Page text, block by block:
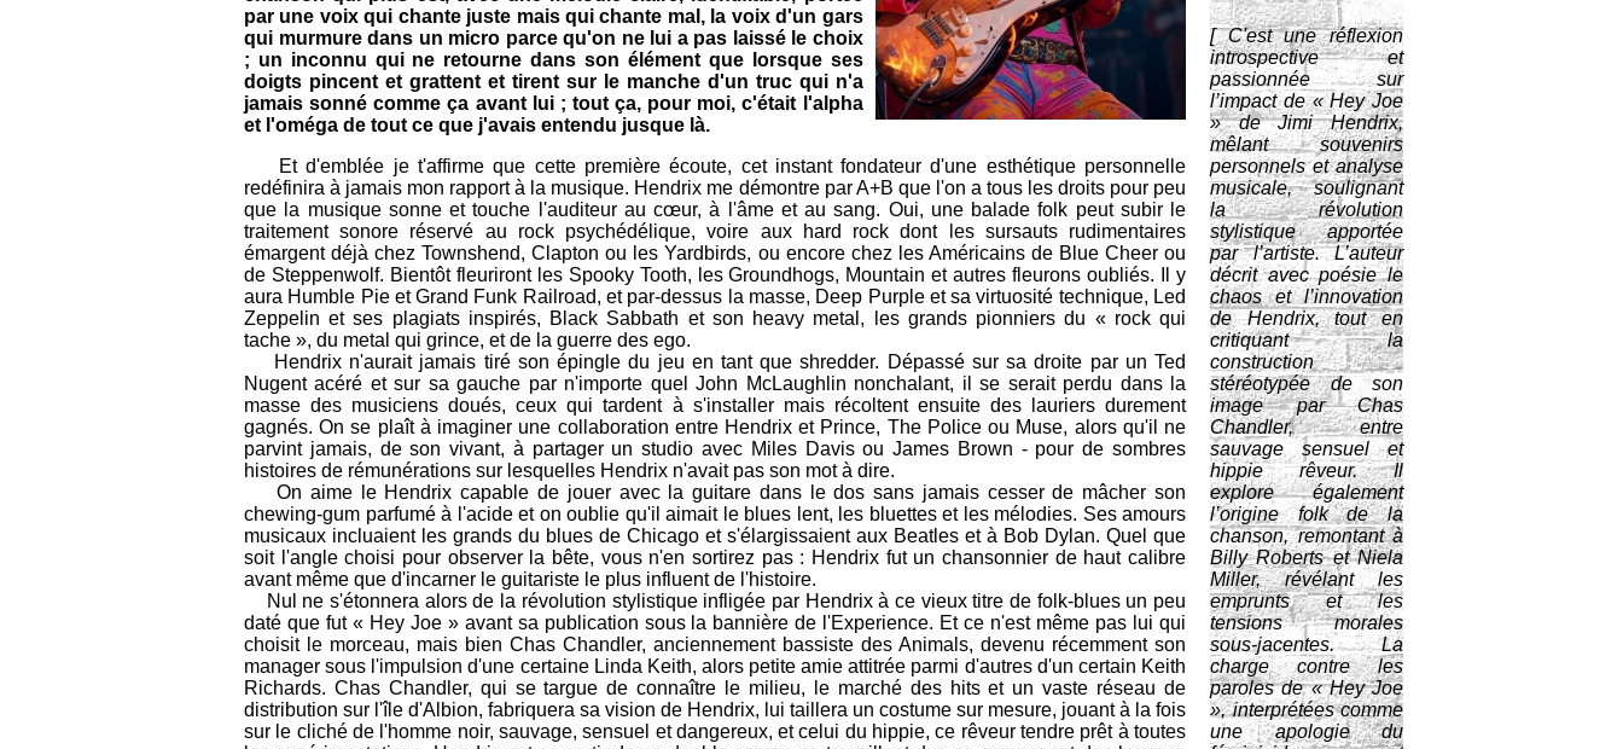
[ C'est une réflexion
introspective et
passionnée sur
l’impact de « Hey Joe
» de Jimi Hendrix,
mêlant souvenirs
personnels et analyse
musicale, soulignant
la révolution
stylistique apportée
par l’artiste. L’auteur
décrit avec poésie le
chaos et l’innovation
de Hendrix, tout en
critiquant la
construction
stéréotypée de son
image par Chas
Chandler, entre
sauvage sensuel et
hippie rêveur. Il
explore également
l’origine folk de la
chanson, remontant à
Billy Roberts et Niela
Miller, révélant les
emprunts et les
tensions morales
sous-jacentes. La
charge contre les
paroles de « Hey Joe
», interprétées comme
une apologie du
par une voix qui chante juste mais qui chante mal, la voix d'un gars
qui murmure dans un micro parce qu'on ne lui a pas laissé le choix
; un inconnu qui ne retourne dans son élément que lorsque ses
doigts pincent et grattent et tirent sur le manche d'un truc qui n'a
jamais sonné comme ça avant lui ; tout ça, pour moi, c'était l'alpha
et l'oméga de tout ce que j'avais entendu jusque là.
Et d'emblée je t'affirme que cette première écoute, cet instant fondateur d'une esthétique personnelle
redéfinira à jamais mon rapport à la musique. Hendrix me démontre par A+B que l'on a tous les droits pour peu
que la musique sonne et touche l'auditeur au cœur, à l'âme et au sang. Oui, une balade folk peut subir le
traitement sonore réservé au rock psychédélique, voire aux hard rock dont les sursauts rudimentaires
émargent déjà chez Townshend, Clapton ou les Yardbirds, ou encore chez les Américains de Blue Cheer ou
de Steppenwolf. Bientôt fleuriront les Spooky Tooth, les Groundhogs, Mountain et autres fleurons oubliés. Il y
aura Humble Pie et Grand Funk Railroad, et par-dessus la masse, Deep Purple et sa virtuosité technique, Led
Zeppelin et ses plagiats inspirés, Black Sabbath et son heavy metal, les grands pionniers du « rock qui
tache », du metal qui grince, et de la guerre des ego.
Hendrix n'aurait jamais tiré son épingle du jeu en tant que shredder. Dépassé sur sa droite par un Ted
Nugent acéré et sur sa gauche par n'importe quel John McLaughlin nonchalant, il se serait perdu dans la
masse des musiciens doués, ceux qui tardent à s'installer mais récoltent ensuite des lauriers durement
gagnés. On se plaît à imaginer une collaboration entre Hendrix et Prince, The Police ou Muse, alors qu'il ne
parvint jamais, de son vivant, à partager un studio avec Miles Davis ou James Brown - pour de sombres
histoires de rémunérations sur lesquelles Hendrix n'avait pas son mot à dire.
On aime le Hendrix capable de jouer avec la guitare dans le dos sans jamais cesser de mâcher son
chewing-gum parfumé à l'acide et on oublie qu'il aimait le blues lent, les bluettes et les mélodies. Ses amours
musicaux incluaient les grands du blues de Chicago et s'élargissaient aux Beatles et à Bob Dylan. Quel que
soit l'angle choisi pour observer la bête, vous n'en sortirez pas : Hendrix fut un chansonnier de haut calibre
avant même que d'incarner le guitariste le plus influent de l'histoire.
Nul ne s'étonnera alors de la révolution stylistique infligée par Hendrix à ce vieux titre de folk-blues un peu
daté que fut « Hey Joe » avant sa publication sous la bannière de l'Experience. Et ce n'est même pas lui qui
choisit le morceau, mais bien Chas Chandler, anciennement bassiste des Animals, devenu récemment son
manager sous l'impulsion d'une certaine Linda Keith, alors petite amie attitrée parmi d'autres d'un certain Keith
Richards. Chas Chandler, qui se targue de connaître le milieu, le marché des hits et un vaste réseau de
distribution sur l'île d'Albion, fabriquera sa vision de Hendrix, lui taillera un costume sur mesure, jouant à la fois
sur le cliché de l'homme noir, sauvage, sensuel et dangereux, et celui du hippie, ce rêveur tendre prêt à toutes